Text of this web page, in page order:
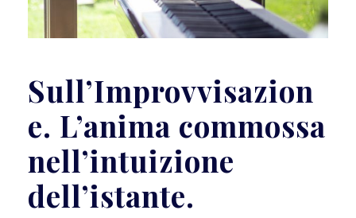
Sull’Improvvisazion
e. L’anima commossa
nell’intuizione
dell’istante.